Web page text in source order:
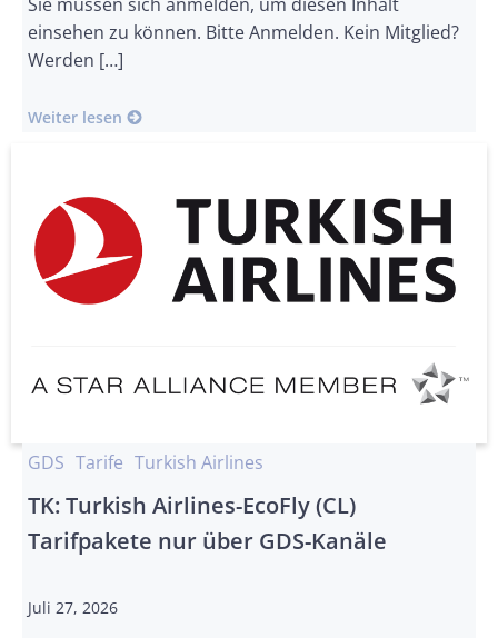
einsehen zu können. Bitte Anmelden. Kein Mitglied?
Werden […]
Weiter lesen
GDS Tarife Turkish Airlines
TK: Turkish Airlines-EcoFly (CL)
Tarifpakete nur über GDS-Kanäle
Juli 27, 2026